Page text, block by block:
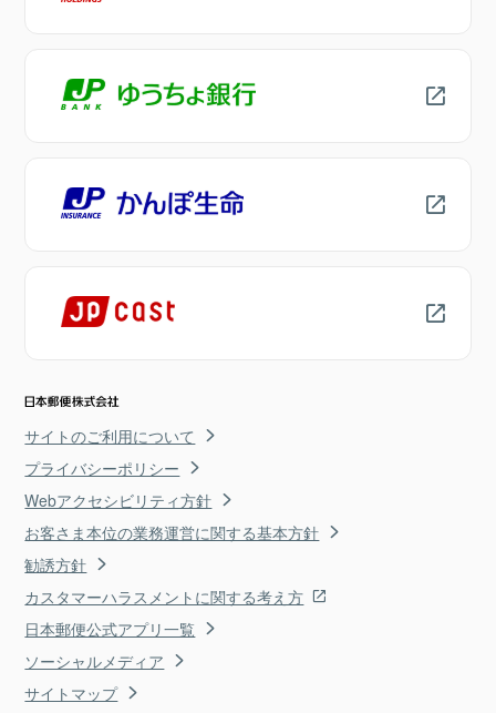
サイトのご利用について
プライバシーポリシー
Webアクセシビリティ方針
お客さま本位の業務運営に関する基本方針
勧誘方針
カスタマーハラスメントに関する考え方
日本郵便公式アプリ一覧
ソーシャルメディア
サイトマップ